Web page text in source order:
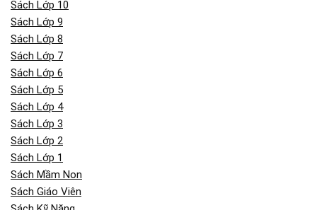
Sách Lớp 10
Sách Lớp 9
Sách Lớp 8
Sách Lớp 7
Sách Lớp 6
Sách Lớp 5
Sách Lớp 4
Sách Lớp 3
Sách Lớp 2
Sách Lớp 1
Sách Mầm Non
Sách Giáo Viên